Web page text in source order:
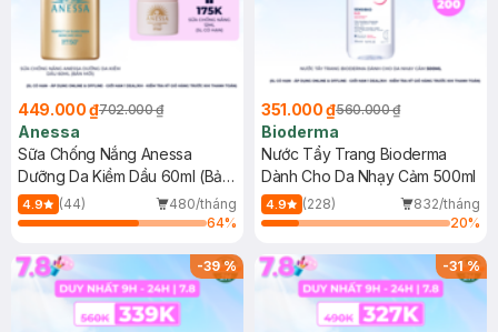
449.000 ₫702.000 ₫
Anessa
Sữa Chống Nắng Anessa
Dưỡng Da Kiềm Dầu 60ml (Bản
Mới)
4.9 (44)
480/tháng
64%
351.000 ₫560.000 ₫
Bioderma
Nước Tẩy Trang Bioderma
Dành Cho Da Nhạy Cảm 500ml
4.9 (228)
832/tháng
20%
-39% -31%